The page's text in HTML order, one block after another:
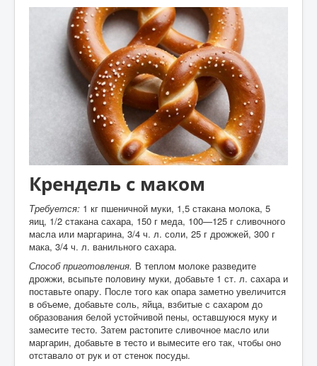
Крендель с маком
Требуется: 1 кг пшеничной муки, 1,5 стакана молока, 5
яиц, 1/2 стакана сахара, 150 г меда, 100—125 г сливочного
масла или маргарина, 3/4 ч. л. соли, 25 г дрожжей, 300 г
мака, 3/4 ч. л. ванильного сахара.
Способ приготовления. В теплом молоке разведите
дрожжи, всыпьте половину муки, добавьте 1 ст. л. сахара и
поставьте опару. После того как опара заметно увеличится
в объеме, добавьте соль, яйца, взбитые с сахаром до
образования белой устойчивой пены, оставшуюся муку и
замесите тесто. Затем растопите сливочное масло или
маргарин, добавьте в тесто и вымесите его так, чтобы оно
отставало от рук и от стенок посуды.